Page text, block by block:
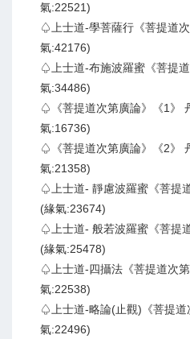
氣:22521)
♤上士道-學菩薩行《菩提道
氣:42176)
♤上士道-布施波羅蜜《菩提
氣:34486)
♤《菩提道次第廣論》《1》
氣:16736)
♤《菩提道次第廣論》《2》
氣:21358)
♤上士道- 靜慮波羅蜜《菩提
(緣氣:23674)
♤上士道- 般若波羅蜜《菩提
(緣氣:25478)
♤上士道-四攝法《菩提道次
氣:22538)
♤上士道-略論(止觀)《菩提道
氣:22496)